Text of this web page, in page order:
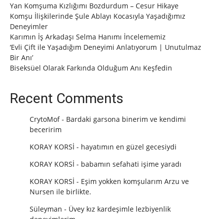
Yan Komşuma Kızlığımı Bozdurdum – Cesur Hikaye
Komşu İlişkilerinde Şule Ablayı Kocasıyla Yaşadığımız
Deneyimler
Karımın İş Arkadaşı Selma Hanımı İncelememiz
‘Evli Çift ile Yaşadığım Deneyimi Anlatıyorum | Unutulmaz
Bir Anı’
Biseksüel Olarak Farkında Olduğum Anı Keşfedin
Recent Comments
CrytoMof- Bardaki garsona binerim ve kendimi
beceririm
KORAY KORSİ - hayatımın en güzel gecesiydi
KORAY KORSİ - babamın sefahati işime yaradı
KORAY KORSİ - Eşim yokken komşularım Arzu ve
Nursen ile birlikte.
Süleyman - Üvey kız kardeşimle lezbiyenlik